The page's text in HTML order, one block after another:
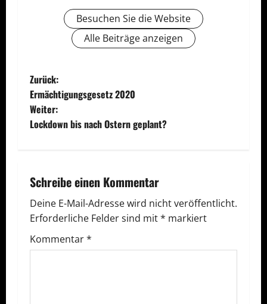
Besuchen Sie die Website
Alle Beiträge anzeigen
B
e
i
r
a
g
s
Zurück:
Ermächtigungsgesetz 2020
Weiter:
Lockdown bis nach Ostern geplant?
Schreibe einen Kommentar
Deine E-Mail-Adresse wird nicht veröffentlicht.
Erforderliche Felder sind mit* markiert
Kommentar*